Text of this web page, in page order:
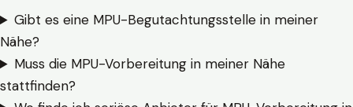
Gibt es eine MPU-Begutachtungsstelle in meiner
Nähe?
Muss die MPU-Vorbereitung in meiner Nähe
stattfinden?